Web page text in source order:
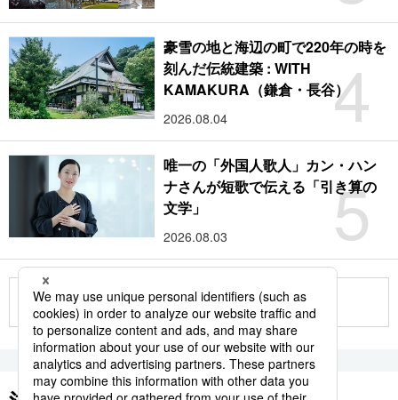
4
豪雪の地と海辺の町で220年の時を
刻んだ伝統建築 : WITH
KAMAKURA（鎌倉・長谷）
2026.08.04
5
唯一の「外国人歌人」カン・ハン
ナさんが短歌で伝える「引き算の
文学」
2026.08.03
もっと見る